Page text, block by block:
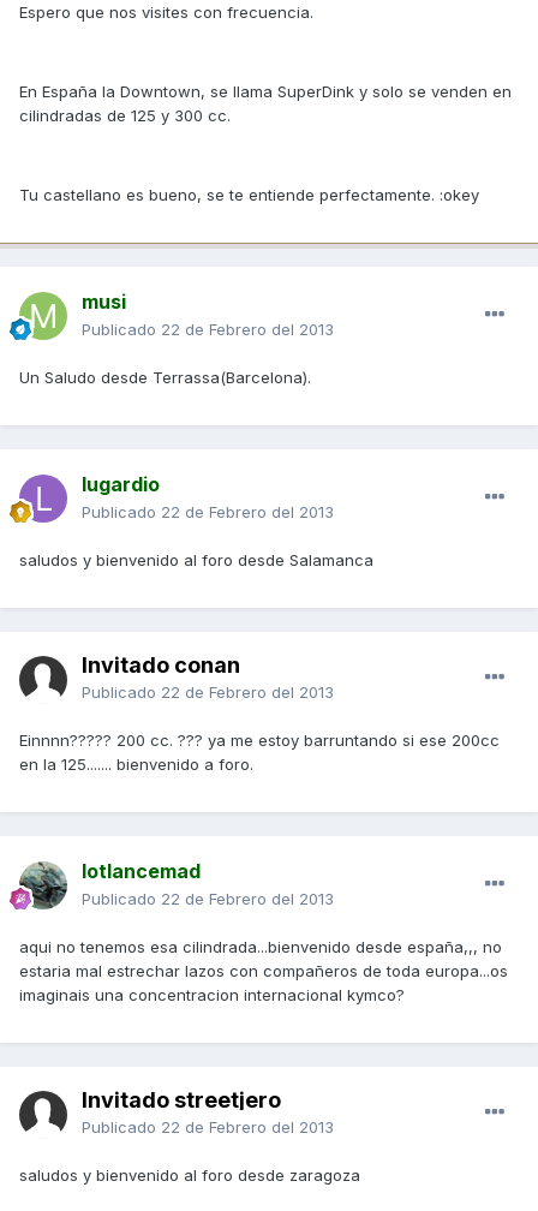
Espero que nos visites con frecuencia.
En España la Downtown, se llama SuperDink y solo se venden en
cilindradas de 125 y 300 cc.
Tu castellano es bueno, se te entiende perfectamente. :okey
musi
Publicado 22 de Febrero del 2013
Un Saludo desde Terrassa(Barcelona).
lugardio
Publicado 22 de Febrero del 2013
saludos y bienvenido al foro desde Salamanca
Invitado conan
Publicado 22 de Febrero del 2013
Einnnn????? 200 cc. ??? ya me estoy barruntando si ese 200cc
en la 125....... bienvenido a foro.
lotlancemad
Publicado 22 de Febrero del 2013
aqui no tenemos esa cilindrada...bienvenido desde españa,,, no
estaria mal estrechar lazos con compañeros de toda europa...os
imaginais una concentracion internacional kymco?
Invitado streetjero
Publicado 22 de Febrero del 2013
saludos y bienvenido al foro desde zaragoza